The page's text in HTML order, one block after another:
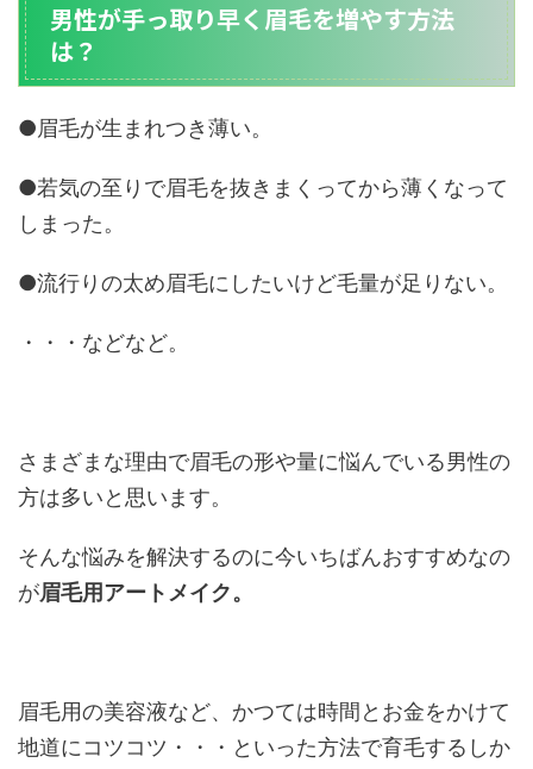
男性が手っ取り早く眉毛を増やす方法
は？
●眉毛が生まれつき薄い。
●若気の至りで眉毛を抜きまくってから薄くなって
しまった。
●流行りの太め眉毛にしたいけど毛量が足りない。
・・・などなど。
さまざまな理由で眉毛の形や量に悩んでいる男性の
方は多いと思います。
そんな悩みを解決するのに今いちばんおすすめなの
が眉毛用アートメイク。
眉毛用の美容液など、かつては時間とお金をかけて
地道にコツコツ・・・といった方法で育毛するしか